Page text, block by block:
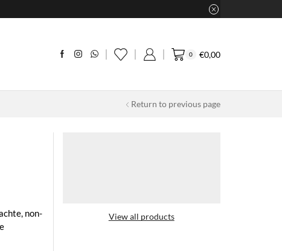
0 €0,00
Return to previous page
non-
View all products